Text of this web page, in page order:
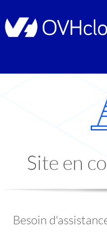
Site en
Besoin